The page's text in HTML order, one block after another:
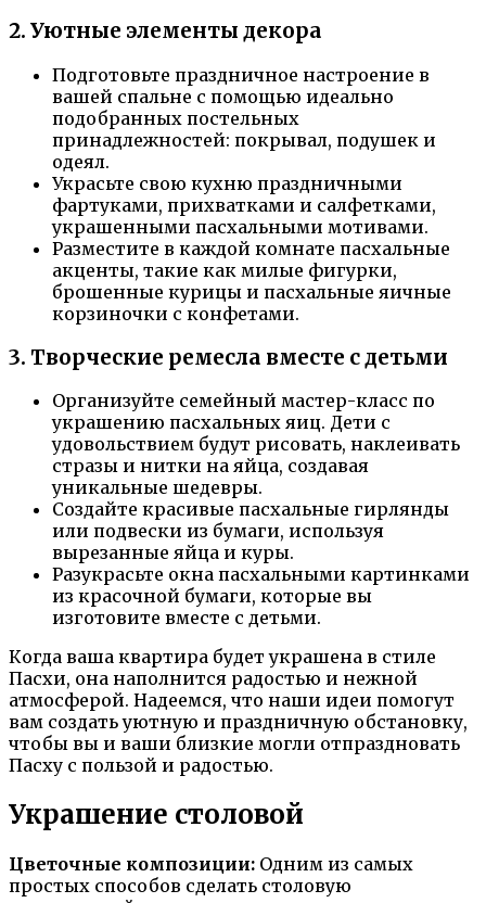
2. Уютные элементы декора
Подготовьте праздничное настроение в
вашей спальне с помощью идеально
подобранных постельных
принадлежностей: покрывал, подушек и
одеял.
Украсьте свою кухню праздничными
фартуками, прихватками и салфетками,
украшенными пасхальными мотивами.
Разместите в каждой комнате пасхальные
акценты, такие как милые фигурки,
брошенные курицы и пасхальные яичные
корзиночки с конфетами.
3. Творческие ремесла вместе с детьми
Организуйте семейный мастер-класс по
украшению пасхальных яиц. Дети с
удовольствием будут рисовать, наклеивать
стразы и нитки на яйца, создавая
уникальные шедевры.
Создайте красивые пасхальные гирлянды
или подвески из бумаги, используя
вырезанные яйца и куры.
Разукрасьте окна пасхальными картинками
из красочной бумаги, которые вы
изготовите вместе с детьми.
Когда ваша квартира будет украшена в стиле
Пасхи, она наполнится радостью и нежной
атмосферой. Надеемся, что наши идеи помогут
вам создать уютную и праздничную обстановку,
чтобы вы и ваши близкие могли отпраздновать
Пасху с пользой и радостью.
Украшение столовой
Цветочные композиции: Одним из самых
простых способов сделать столовую